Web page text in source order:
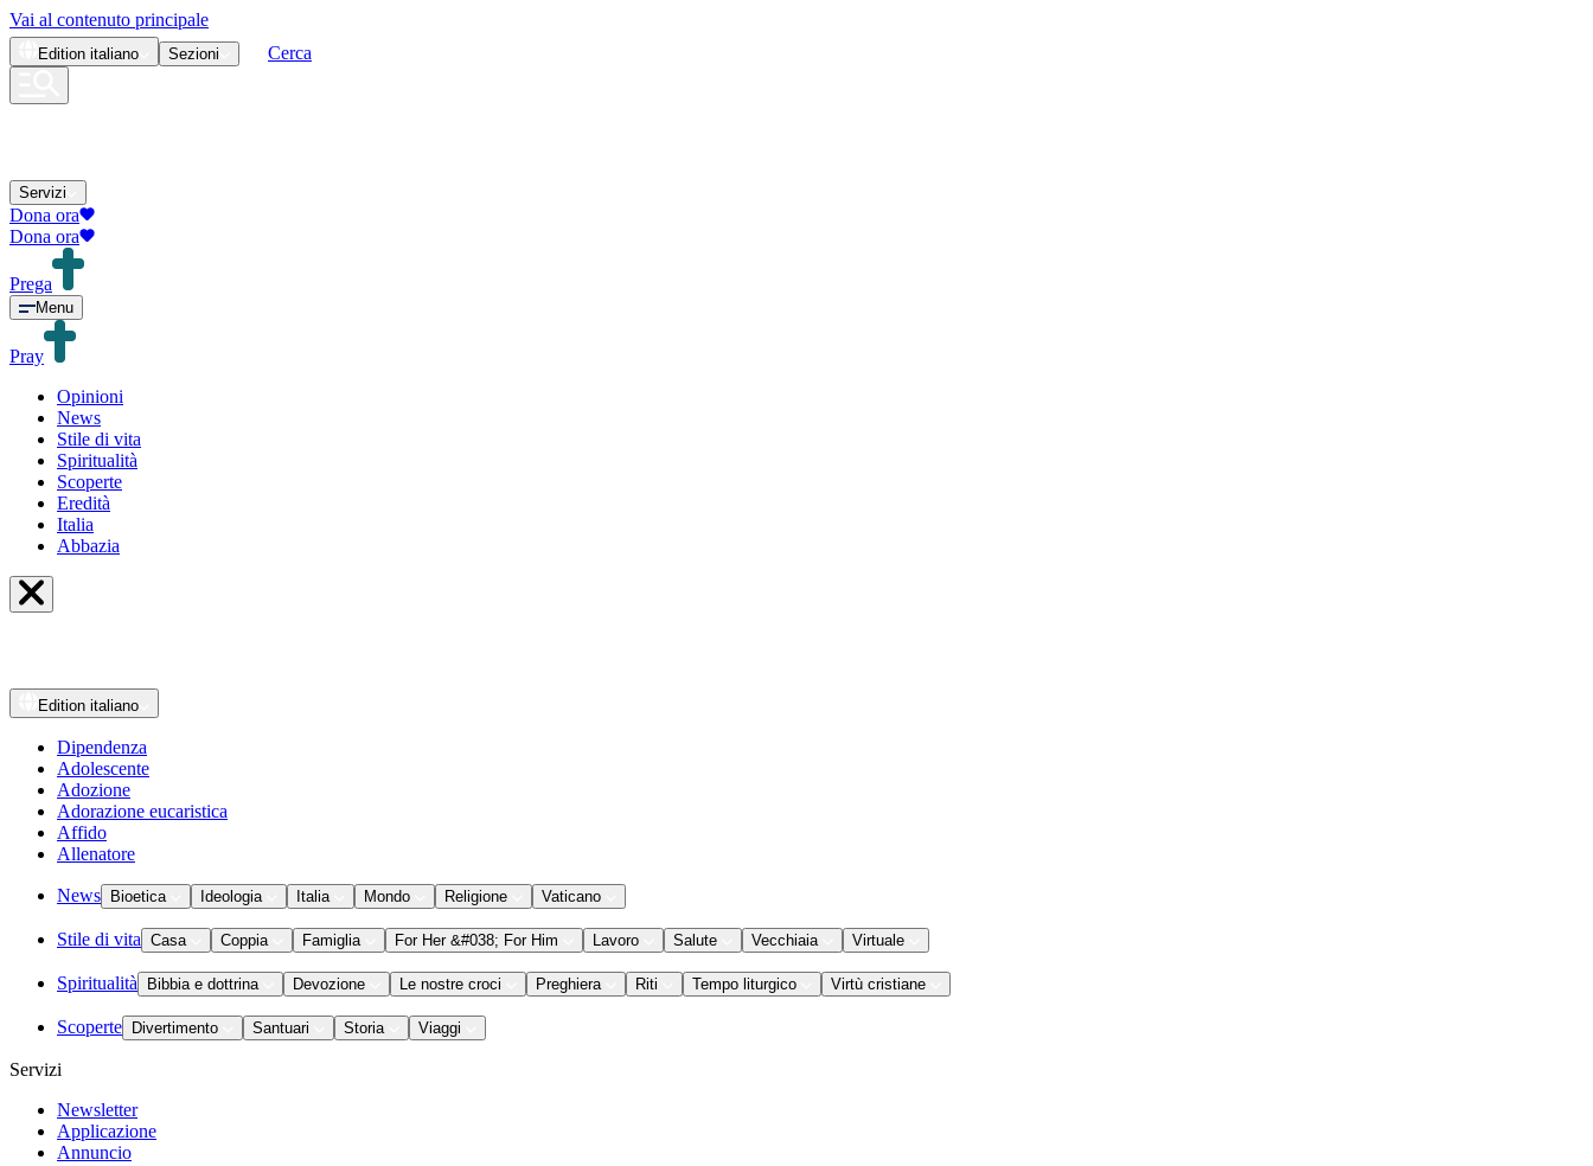
Vai al contenuto principale
Edition italiano Sezioni Cerca
Servizi
Dona ora
Dona ora
Prega
Menu
Pray
Opinioni
News
Stile di vita
Spiritualità
Scoperte
Eredità
Italia
Abbazia
Edition italiano
Dipendenza
Adolescente
Adozione
Adorazione eucaristica
Affido
Allenatore
News Bioetica Ideologia Italia Mondo Religione Vaticano
Stile di vita Casa Coppia Famiglia For Her &#038; For Him Lavoro Salute Vecchiaia Virtuale
Spiritualità Bibbia e dottrina Devozione Le nostre croci Preghiera Riti Tempo liturgico Virtù cristiane
Scoperte Divertimento Santuari Storia Viaggi
Servizi
Newsletter
Applicazione
Annuncio